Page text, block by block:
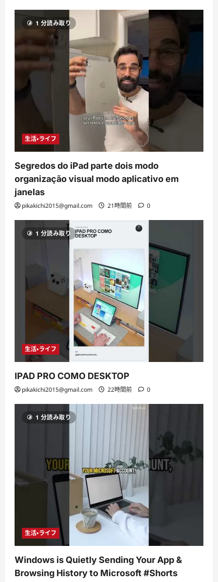
1 分読み取り
生活・ライフ
Segredos do iPad parte dois modo
organização visual modo aplicativo em
janelas
pikakichi2015@gmail.com 21時間前 0
1 分読み取り
生活・ライフ
IPAD PRO COMO DESKTOP
pikakichi2015@gmail.com 22時間前 0
1 分読み取り
生活・ライフ
Windows is Quietly Sending Your App &
Browsing History to Microsoft #Shorts